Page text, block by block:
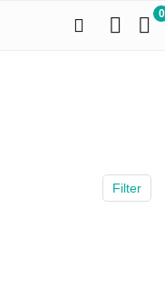
0
Filter